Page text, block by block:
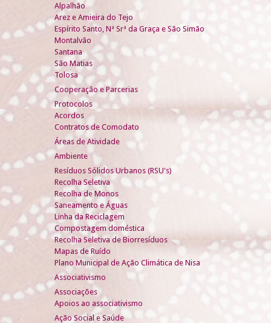
Alpalhão
Arez e Amieira do Tejo
Espírito Santo, Nª Srª da Graça e São Simão
Montalvão
Santana
São Matias
Tolosa
Cooperação e Parcerias
Protocolos
Acordos
Contratos de Comodato
Áreas de Atividade
Ambiente
Resíduos Sólidos Urbanos (RSU's)
Recolha Seletiva
Recolha de Monos
Saneamento e Águas
Linha da Reciclagem
Compostagem doméstica
Recolha Seletiva de Biorresíduos
Mapas de Ruído
Plano Municipal de Ação Climática de Nisa
Associativismo
Associações
Apoios ao associativismo
Ação Social e Saúde